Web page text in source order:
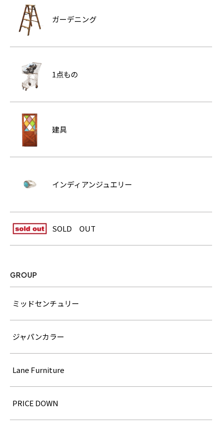
ガーデニング
1点もの
建具
インディアンジュエリー
SOLD OUT
GROUP
ミッドセンチュリー
ジャパンカラー
Lane Furniture
PRICE DOWN